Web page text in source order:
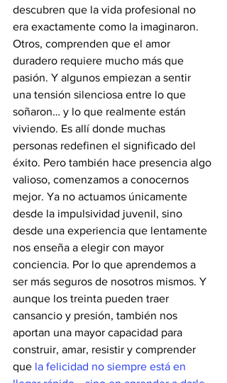
descubren que la vida profesional no
era exactamente como la imaginaron.
Otros, comprenden que el amor
duradero requiere mucho más que
pasión. Y algunos empiezan a sentir
una tensión silenciosa entre lo que
soñaron… y lo que realmente están
viviendo. Es allí donde muchas
personas redefinen el significado del
éxito. Pero también hace presencia algo
valioso, comenzamos a conocernos
mejor. Ya no actuamos únicamente
desde la impulsividad juvenil, sino
desde una experiencia que lentamente
nos enseña a elegir con mayor
conciencia. Por lo que aprendemos a
ser más seguros de nosotros mismos. Y
aunque los treinta pueden traer
cansancio y presión, también nos
aportan una mayor capacidad para
construir, amar, resistir y comprender
que la felicidad no siempre está en